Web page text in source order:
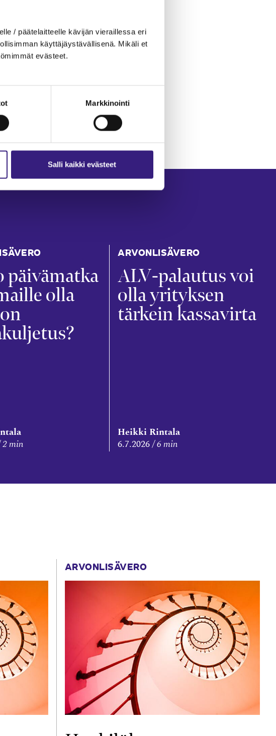
/ päätelaitteelle kävijän vieraillessa eri
käyttäjäystävällisenä. Mikäli et
evästeet.
Markkinointi
Salli kaikki evästeet
päivämatka
olla
2 min
ARVONLISÄVERO
ALV-palautus voi
olla yrityksen
tärkein kassavirta
Heikki Rintala
6.7.2026 6 min
ARVONLISÄVERO